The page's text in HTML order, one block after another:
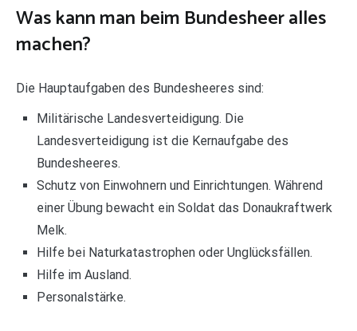
Was kann man beim Bundesheer alles
machen?
Die Hauptaufgaben des Bundesheeres sind:
Militärische Landesverteidigung. Die
Landesverteidigung ist die Kernaufgabe des
Bundesheeres.
Schutz von Einwohnern und Einrichtungen. Während
einer Übung bewacht ein Soldat das Donaukraftwerk
Melk.
Hilfe bei Naturkatastrophen oder Unglücksfällen.
Hilfe im Ausland.
Personalstärke.